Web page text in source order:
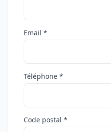
Email *
Téléphone *
Code postal *